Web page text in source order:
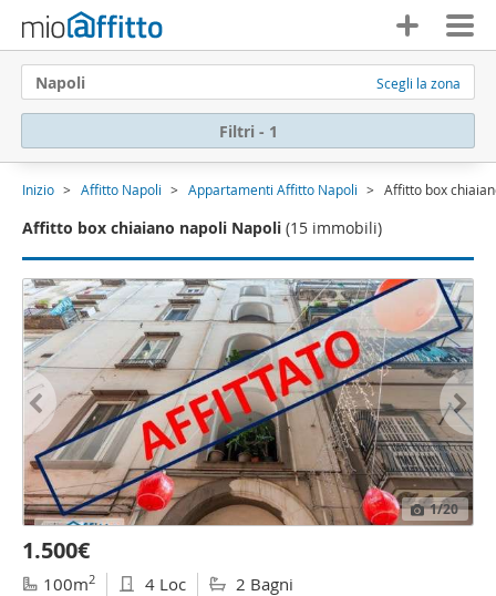
Napoli Scegli la zona
Filtri - 1
Inizio Affitto Napoli Appartamenti Affitto Napoli Affitto box
Affitto box chiaiano napoli Napoli (15 immobili)
1/20
1.500€
100m2 4 Loc 2 Bagni